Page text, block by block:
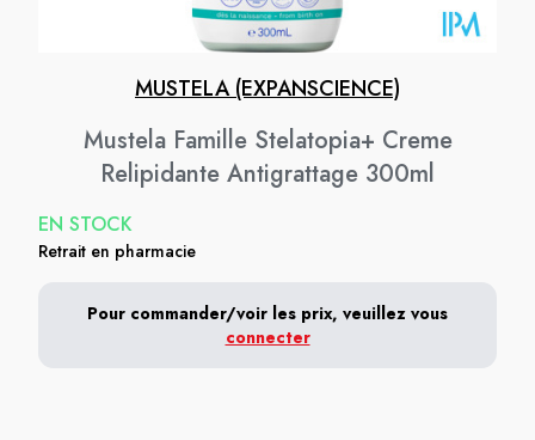
MUSTELA (EXPANSCIENCE)
Mustela Famille Stelatopia+ Creme
Relipidante Antigrattage 300ml
EN STOCK
Retrait en pharmacie
Pour commander/voir les prix, veuillez vous
connecter